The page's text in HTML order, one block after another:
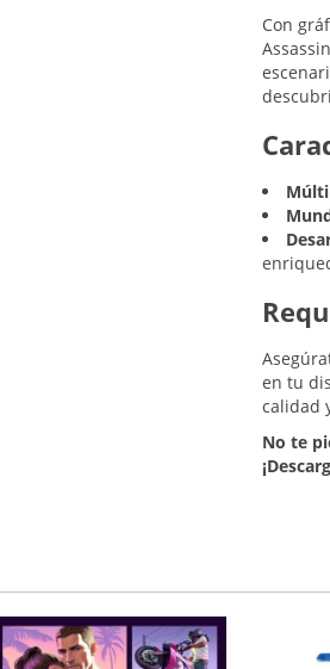
Con
en tu
calidad
No te